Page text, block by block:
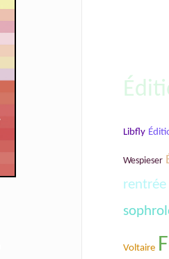
Libfly
Wespieser
Voltaire